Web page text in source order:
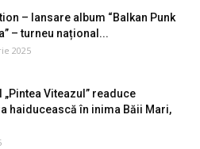
– lansare album “Balkan Punk
– turneu național...
2025
„Pintea Viteazul” readuce
haiducească în inima Băii Mari,